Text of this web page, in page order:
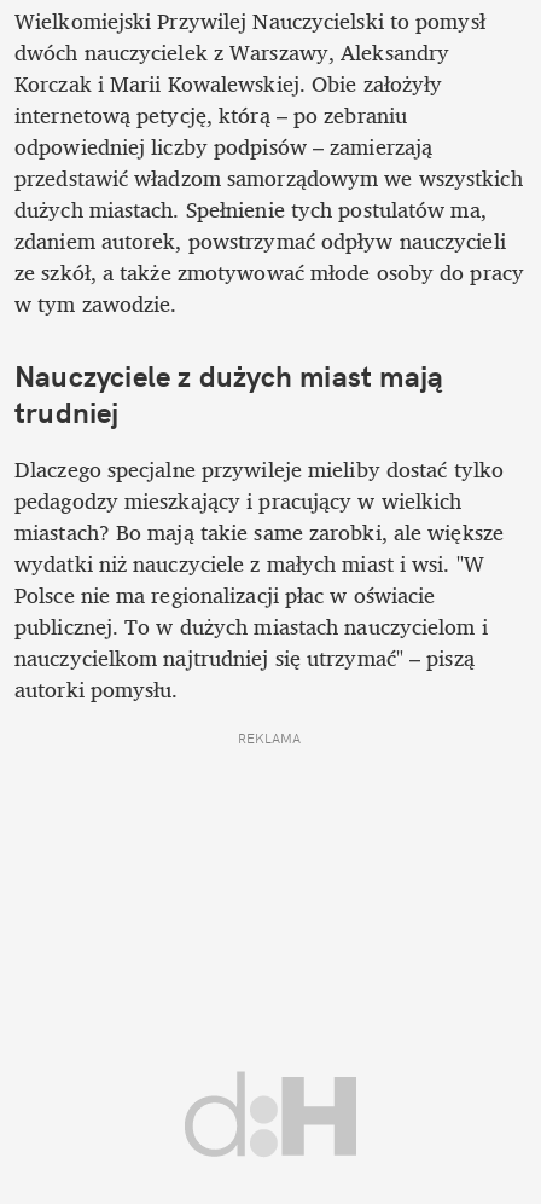
Wielkomiejski Przywilej Nauczycielski to pomysł
dwóch nauczycielek z Warszawy, Aleksandry
Korczak i Marii Kowalewskiej. Obie założyły
internetową petycję, którą – po zebraniu
odpowiedniej liczby podpisów – zamierzają
przedstawić władzom samorządowym we wszystkich
dużych miastach. Spełnienie tych postulatów ma,
zdaniem autorek, powstrzymać odpływ nauczycieli
ze szkół, a także zmotywować młode osoby do pracy
w tym zawodzie.
Nauczyciele z dużych miast mają
trudniej
Dlaczego specjalne przywileje mieliby dostać tylko
pedagodzy mieszkający i pracujący w wielkich
miastach? Bo mają takie same zarobki, ale większe
wydatki niż nauczyciele z małych miast i wsi. "W
Polsce nie ma regionalizacji płac w oświacie
publicznej. To w dużych miastach nauczycielom i
nauczycielkom najtrudniej się utrzymać" – piszą
autorki pomysłu.
REKLAMA